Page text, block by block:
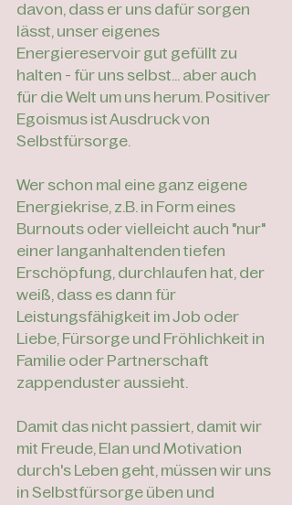
davon, dass er uns dafür sorgen
lässt, unser eigenes
Energiereservoir gut gefüllt zu
halten - für uns selbst... aber auch
für die Welt um uns herum. Positiver
Egoismus ist Ausdruck von
Selbstfürsorge.
Wer schon mal eine ganz eigene
Energiekrise, z.B. in Form eines
Burnouts oder vielleicht auch "nur"
einer langanhaltenden tiefen
Erschöpfung, durchlaufen hat, der
weiß, dass es dann für
Leistungsfähigkeit im Job oder
Liebe, Fürsorge und Fröhlichkeit in
Familie oder Partnerschaft
zappenduster aussieht.
Damit das nicht passiert, damit wir
mit Freude, Elan und Motivation
durch's Leben geht, müssen wir uns
in Selbstfürsorge üben und